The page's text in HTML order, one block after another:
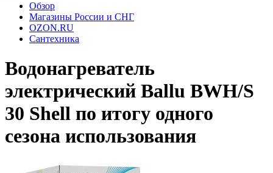
Обзор
Магазины России и СНГ
OZON.RU
Сантехника
Водонагреватель
электрический Ballu BWH/S
30 Shell по итогу одного
сезона использования